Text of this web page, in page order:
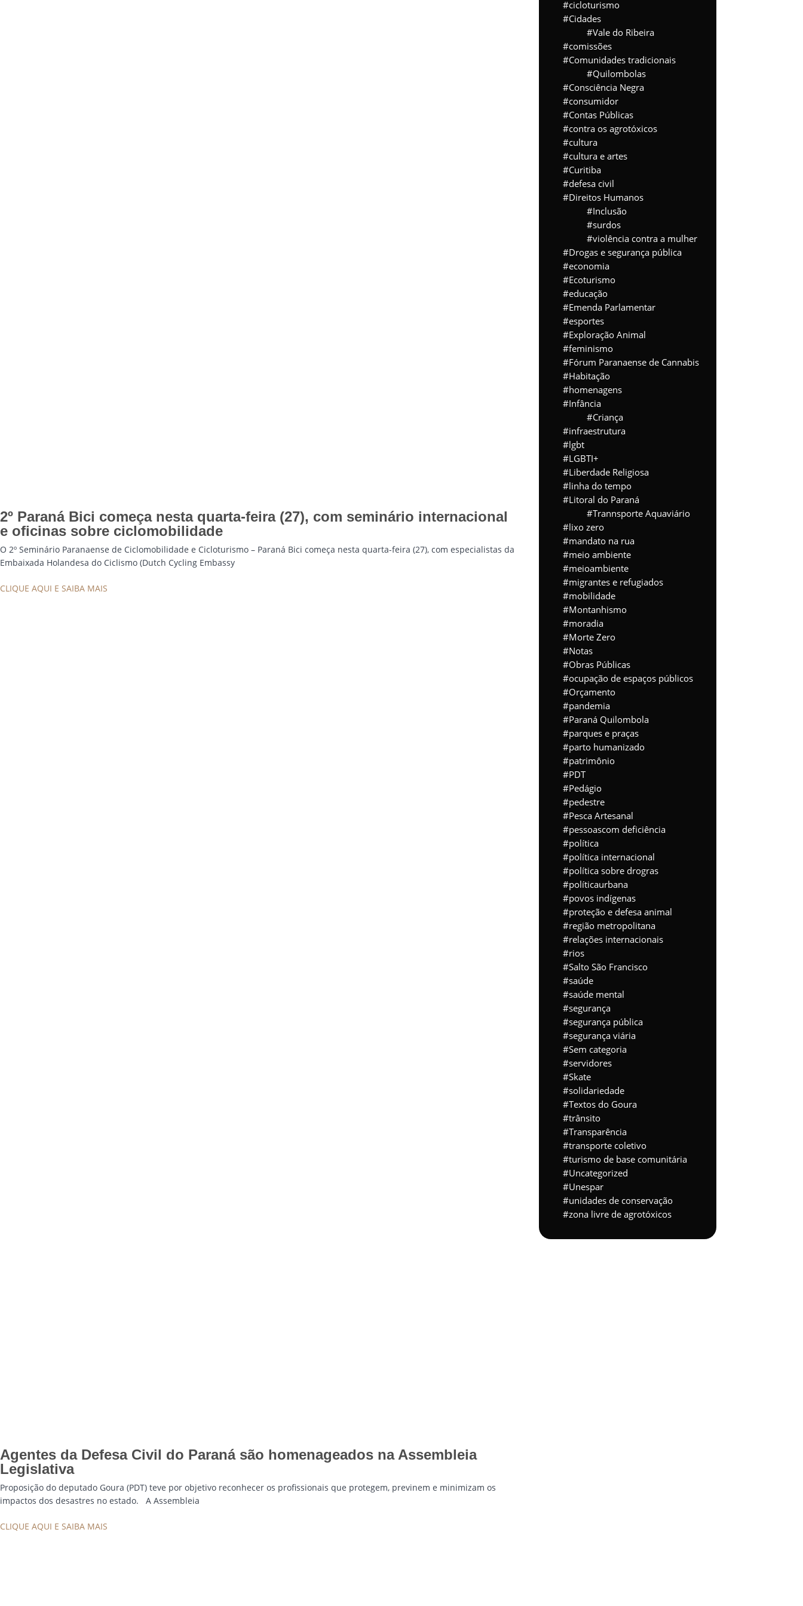
2º Paraná Bici começa nesta quarta-feira (27), com seminário internacional
e oficinas sobre ciclomobilidade
O 2º Seminário Paranaense de Ciclomobilidade e Cicloturismo – Paraná Bici começa nesta quarta-feira (27), com especialistas da
Embaixada Holandesa do Ciclismo (Dutch Cycling Embassy
CLIQUE AQUI E SAIBA MAIS
Agentes da Defesa Civil do Paraná são homenageados na Assembleia
Legislativa
Proposição do deputado Goura (PDT) teve por objetivo reconhecer os profissionais que protegem, previnem e minimizam os
impactos dos desastres no estado. A Assembleia
CLIQUE AQUI E SAIBA MAIS
cicloturismo
Cidades
Vale do Ribeira
comissões
Comunidades tradicionais
Quilombolas
Consciência Negra
consumidor
Contas Públicas
contra os agrotóxicos
cultura
cultura e artes
Curitiba
defesa civil
Direitos Humanos
Inclusão
surdos
violência contra a mulher
Drogas e segurança pública
economia
Ecoturismo
educação
Emenda Parlamentar
esportes
Exploração Animal
feminismo
Fórum Paranaense de Cannabis
Habitação
homenagens
Infância
Criança
infraestrutura
lgbt
LGBTI+
Liberdade Religiosa
linha do tempo
Litoral do Paraná
Trannsporte Aquaviário
lixo zero
mandato na rua
meio ambiente
meioambiente
migrantes e refugiados
mobilidade
Montanhismo
moradia
Morte Zero
Notas
Obras Públicas
ocupação de espaços públicos
Orçamento
pandemia
Paraná Quilombola
parques e praças
parto humanizado
patrimônio
PDT
Pedágio
pedestre
Pesca Artesanal
pessoascom deficiência
política
política internacional
política sobre drogras
políticaurbana
povos indígenas
proteção e defesa animal
região metropolitana
relações internacionais
rios
Salto São Francisco
saúde
saúde mental
segurança
segurança pública
segurança viária
Sem categoria
servidores
Skate
solidariedade
Textos do Goura
trânsito
Transparência
transporte coletivo
turismo de base comunitária
Uncategorized
Unespar
unidades de conservação
zona livre de agrotóxicos